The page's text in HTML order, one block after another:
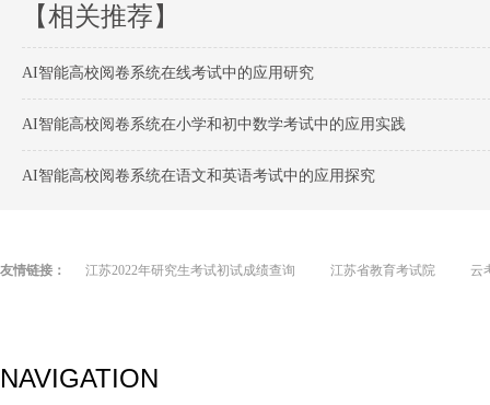
【相关推荐】
AI智能高校阅卷系统在线考试中的应用研究
AI智能高校阅卷系统在小学和初中数学考试中的应用实践
AI智能高校阅卷系统在语文和英语考试中的应用探究
友情链接： 江苏2022年研究生考试初试成绩查询 江苏省教育考试院 云
NAVIGATION